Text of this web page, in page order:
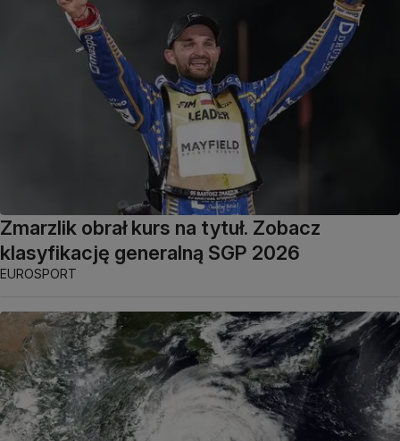
Zmarzlik obrał kurs na tytuł. Zobacz
klasyfikację generalną SGP 2026
EUROSPORT